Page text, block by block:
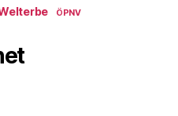
ÖPNV